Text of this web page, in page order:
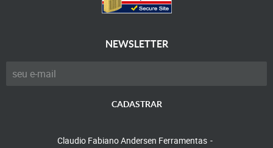
NEWSLETTER
CADASTRAR
Claudio Fabiano Andersen Ferramentas